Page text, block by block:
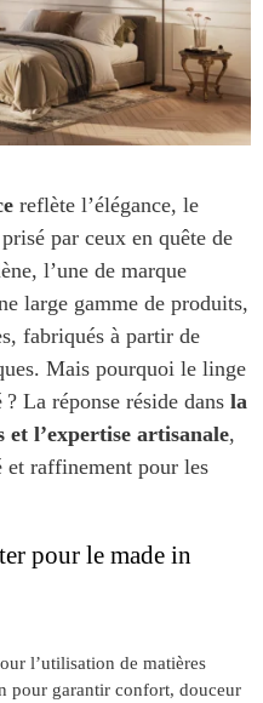
reflète l’élégance, le
par ceux en quête de
l’une de marque
large gamme de produits,
fabriqués à partir de
Mais pourquoi le linge
La réponse réside dans la
l’expertise artisanale,
et raffinement pour les
pour le made in
l’utilisation de matières
pour garantir confort, douceur